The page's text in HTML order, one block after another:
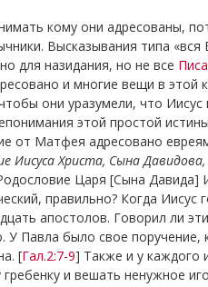
кому они адресованы,
Высказывания типа «вся
для назидания, но не все
и многие вещи в этой
они уразумели, что Иисус
этой простой
от Матфея адресовано
Иисуса Христа, Сына
Царя [Сына Давида]
правильно? Когда Иисус
апостолов. Говорил ли
У Павла было свое поручение,
[Гал.2:7-9] Также и у каждого
и вешать ненужное